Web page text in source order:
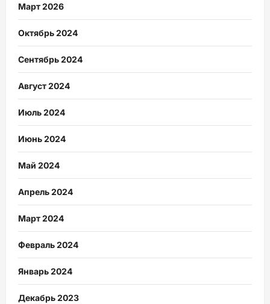
Март 2026
Октябрь 2024
Сентябрь 2024
Август 2024
Июль 2024
Июнь 2024
Май 2024
Апрель 2024
Март 2024
Февраль 2024
Январь 2024
Декабрь 2023